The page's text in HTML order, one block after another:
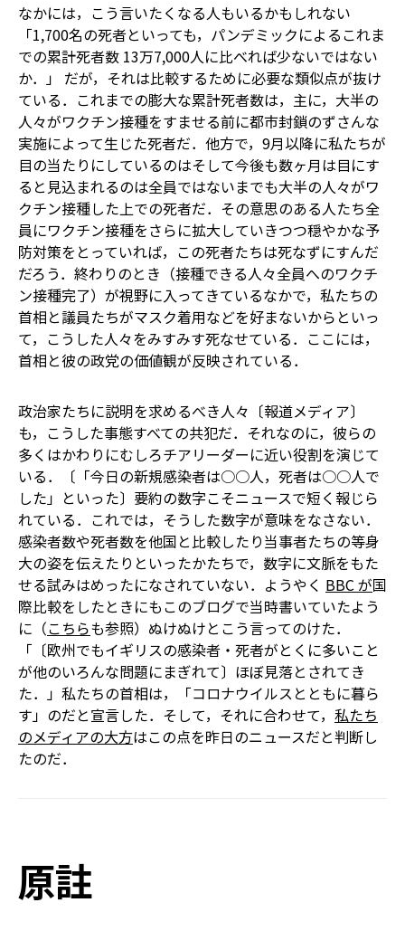
なかには，こう言いたくなる人もいるかもしれない
――「1,700名の死者といっても，パンデミックによるこれま
での累計死者数 13万7,000人に比べれば少ないではない
か．」 だが，それは比較するために必要な類似点が抜け
ている．これまでの膨大な累計死者数は，主に，大半の
人々がワクチン接種をすませる前に都市封鎖のずさんな
実施によって生じた死者だ．他方で，9月以降に私たちが
目の当たりにしているのは――そして今後も数ヶ月は目にす
ると見込まれるのは――全員ではないまでも大半の人々がワ
クチン接種した上での死者だ．その意思のある人たち全
員にワクチン接種をさらに拡大していきつつ穏やかな予
防対策をとっていれば，この死者たちは死なずにすんだ
だろう．終わりのとき（接種できる人々全員へのワクチ
ン接種完了）が視野に入ってきているなかで，私たちの
首相と議員たちがマスク着用などを好まないからといっ
て，こうした人々をみすみす死なせている．ここには，
首相と彼の政党の価値観が反映されている．
政治家たちに説明を求めるべき人々〔報道メディア〕
も，こうした事態すべての共犯だ．それなのに，彼らの
多くはかわりにむしろチアリーダーに近い役割を演じて
いる．〔「今日の新規感染者は○○人，死者は○○人で
した」といった〕要約の数字こそニュースで短く報じら
れている．これでは，そうした数字が意味をなさない．
感染者数や死者数を他国と比較したり当事者たちの等身
大の姿を伝えたりといったかたちで，数字に文脈をもた
せる試みはめったになされていない．ようやく BBC が国
際比較をしたときにも――このブログで当時書いていたよう
に（こちらも参照）――ぬけぬけとこう言ってのけた．
「〔欧州でもイギリスの感染者・死者がとくに多いこと
が他のいろんな問題にまぎれて〕ほぼ見落とされてき
た．」私たちの首相は，「コロナウイルスとともに暮ら
す」のだと宣言した．そして，それに合わせて， 私たち
のメディアの大方はこの点を昨日のニュースだと判断し
たのだ．
原註